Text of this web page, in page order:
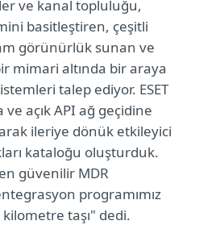
ve kanal topluluğu,
basitleştiren, çeşitli
görünürlük sunan ve
mimari altında bir araya
talep ediyor. ESET
ve açık API ağ geçidine
ileriye dönük etkileyici
kataloğu oluşturduk.
güvenilir MDR
programımız
taşı" dedi.